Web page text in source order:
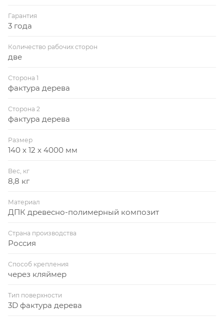
Гарантия
3 года
Количество рабочих сторон
две
Сторона 1
фактура дерева
Сторона 2
фактура дерева
Размер
140 х 12 х 4000 мм
Вес, кг
8,8 кг
Материал
ДПК древесно-полимерный композит
Страна производства
Россия
Способ крепления
через кляймер
Тип поверхности
3D фактура дерева